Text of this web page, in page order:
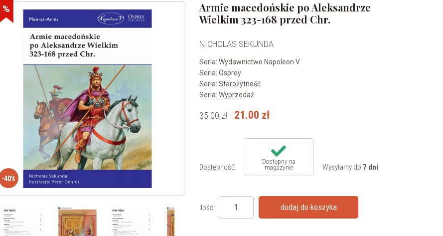
-40%
Armie macedońskie po Aleksandrze
Wielkim 323-168 przed Chr.
NICHOLAS SEKUNDA
Seria:Wydawnictwo Napoleon V
Seria:Osprey
Seria:Starożytność
Seria:Wyprzedaż
35.00zł 21.00 zł
Dostępność:
Dostępny na
magazynie
Wysyłamy do 7 dni
Ilość: dodaj do koszyka